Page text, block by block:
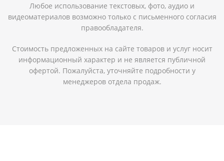
Любое использование текстовых, фото, аудио и
видеоматериалов возможно только с письменного согласия
правообладателя.
Стоимость предложенных на сайте товаров и услуг носит
информационный характер и не является публичной
офертой. Пожалуйста, уточняйте подробности у
менеджеров отдела продаж.